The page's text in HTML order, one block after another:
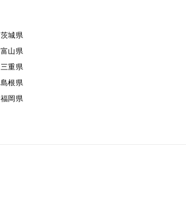
茨城県
富山県
三重県
島根県
福岡県